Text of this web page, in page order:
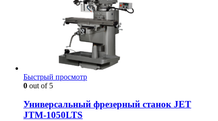
Быстрый просмотр
0 out of 5
Универсальный фрезерный станок JET
JTM-1050LTS